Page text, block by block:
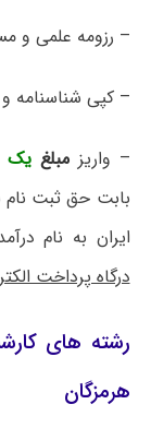
– رزومه علمی و
– کپی شناسنامه
– واریزمبلغ یک
بابت حق ثبت
ایران به نام
درگاه پرداخت
هرمزگان